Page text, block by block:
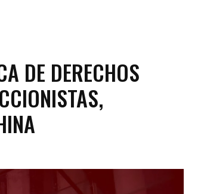
DE DERECHOS